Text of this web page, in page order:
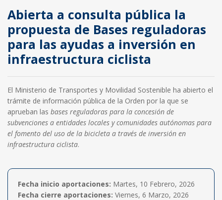
Abierta a consulta pública la
propuesta de Bases reguladoras
para las ayudas a inversión en
infraestructura ciclista
El Ministerio de Transportes y Movilidad Sostenible ha abierto el
trámite de información pública de la Orden por la que se
aprueban las bases reguladoras para la concesión de
subvenciones a entidades locales y comunidades autónomas para
el fomento del uso de la bicicleta a través de inversión en
infraestructura ciclista.
Fecha inicio aportaciones: Martes, 10 Febrero, 2026
Fecha cierre aportaciones: Viernes, 6 Marzo, 2026